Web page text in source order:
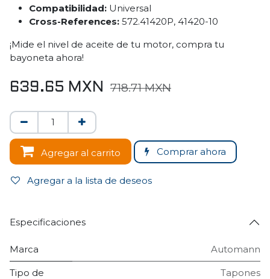
Compatibilidad: Universal
Cross-References: 572.41420P, 41420-10
¡Mide el nivel de aceite de tu motor, compra tu
bayoneta ahora!
639.65 MXN 718.71MXN
Agregar al carrito Comprar ahora
Agregar a la lista de deseos
Especificaciones
Marca Automann
Tipo de
Tapones